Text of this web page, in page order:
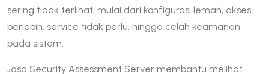
sering tidak terlihat, mulai dari konfigurasi lemah, akses
berlebih, service tidak perlu, hingga celah keamanan
pada sistem.
Jasa Security Assessment Server membantu melihat